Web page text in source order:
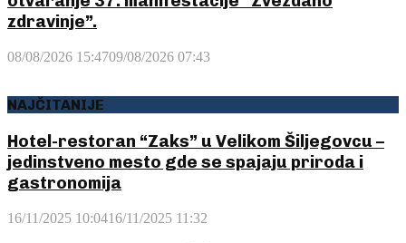
zdravinje”.
08/08/2026 15:4709/08/2026 07:43
NAJČITANIJE
Hotel-restoran “Zaks” u Velikom Šiljegovcu –
jedinstveno mesto gde se spajaju priroda i
gastronomija
16/11/2025 10:0416/11/2025 11:32